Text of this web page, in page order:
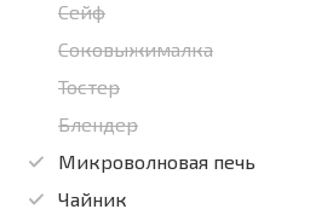
Сейф
Соковыжималка
Тостер
Блендер
Микроволновая печь
Чайник